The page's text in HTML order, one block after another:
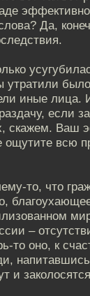
Да,
утратили
иные лица.
если
скажем. Ваш
ощутите всю
то, что
–
то оно, к
и